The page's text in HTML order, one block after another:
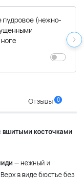
пудровое (нежно-
Отзывы 0
вшитыми косточками
— нежный и
в виде бюстье без